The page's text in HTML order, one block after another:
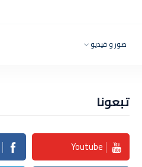
صور و فيديو
تبعونا
Youtube